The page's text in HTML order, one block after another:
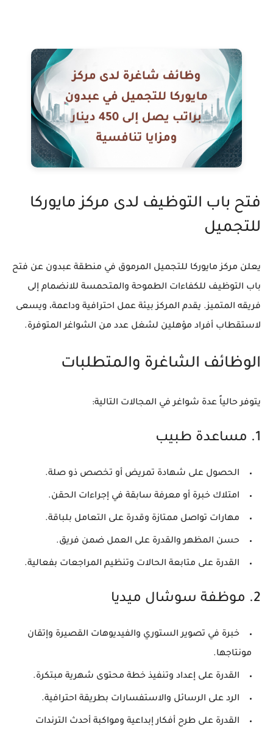
فتح باب التوظيف لدى مركز مايوركا
للتجميل
يعلن مركز مايوركا للتجميل المرموق في منطقة عبدون عن فتح
باب التوظيف للكفاءات الطموحة والمتحمسة للانضمام إلى
فريقه المتميز. يقدم المركز بيئة عمل احترافية وداعمة، ويسعى
لاستقطاب أفراد مؤهلين لشغل عدد من الشواغر المتوفرة.
الوظائف الشاغرة والمتطلبات
يتوفر حالياً عدة شواغر في المجالات التالية:
1. مساعدة طبيب
الحصول على شهادة تمريض أو تخصص ذو صلة.
امتلاك خبرة أو معرفة سابقة في إجراءات الحقن.
مهارات تواصل ممتازة وقدرة على التعامل بلباقة.
حسن المظهر والقدرة على العمل ضمن فريق.
القدرة على متابعة الحالات وتنظيم المراجعات بفعالية.
2. موظفة سوشال ميديا
خبرة في تصوير الستوري والفيديوهات القصيرة وإتقان
مونتاجها.
القدرة على إعداد وتنفيذ خطة محتوى شهرية مبتكرة.
الرد على الرسائل والاستفسارات بطريقة احترافية.
القدرة على طرح أفكار إبداعية ومواكبة أحدث الترندات